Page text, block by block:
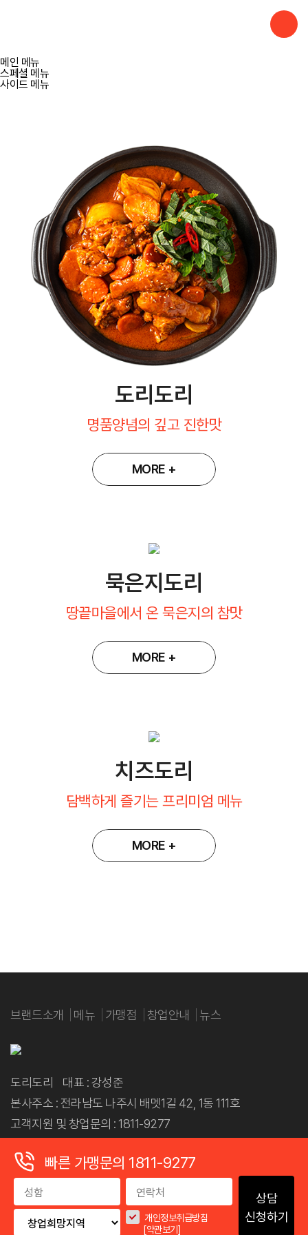
메인 메뉴
스페셜 메뉴
사이드 메뉴
도리도리
명품양념의 깊고 진한맛
MORE +
묵은지도리
땅끝마을에서 온 묵은지의 참맛
MORE +
치즈도리
담백하게 즐기는 프리미엄 메뉴
MORE +
빠른 가맹문의 1811-9277
개인정보취급방침
[약관보기]
상담
신청하기
브랜드소개 메뉴 가맹점 창업안내 뉴스
도리도리 대표 : 강성준
본사주소 : 전라남도 나주시 배멧1길 42, 1동 111호
고객지원 및 창업문의 : 1811-9277
제휴문의 : gsj5790@naver.com
COPYRIGHT(c) 2024. DoryDory.All Rights Reserved.